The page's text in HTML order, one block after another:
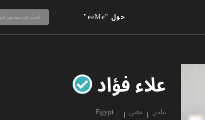
حول "eeMe"
علاء فؤاد
ملحن مغني Egypt